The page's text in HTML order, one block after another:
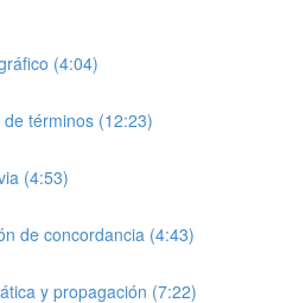
(4:04)
términos (12:23)
(4:53)
de concordancia (4:43)
y propagación (7:22)